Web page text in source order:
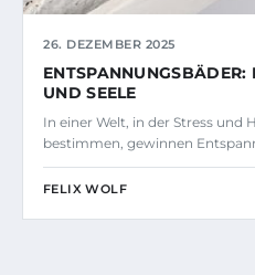
26. DEZEMBER 2025
ENTSPANNUNGSBÄDER:
UND SEELE
In einer Welt, in der Stress und
bestimmen, gewinnen
FELIX WOLF